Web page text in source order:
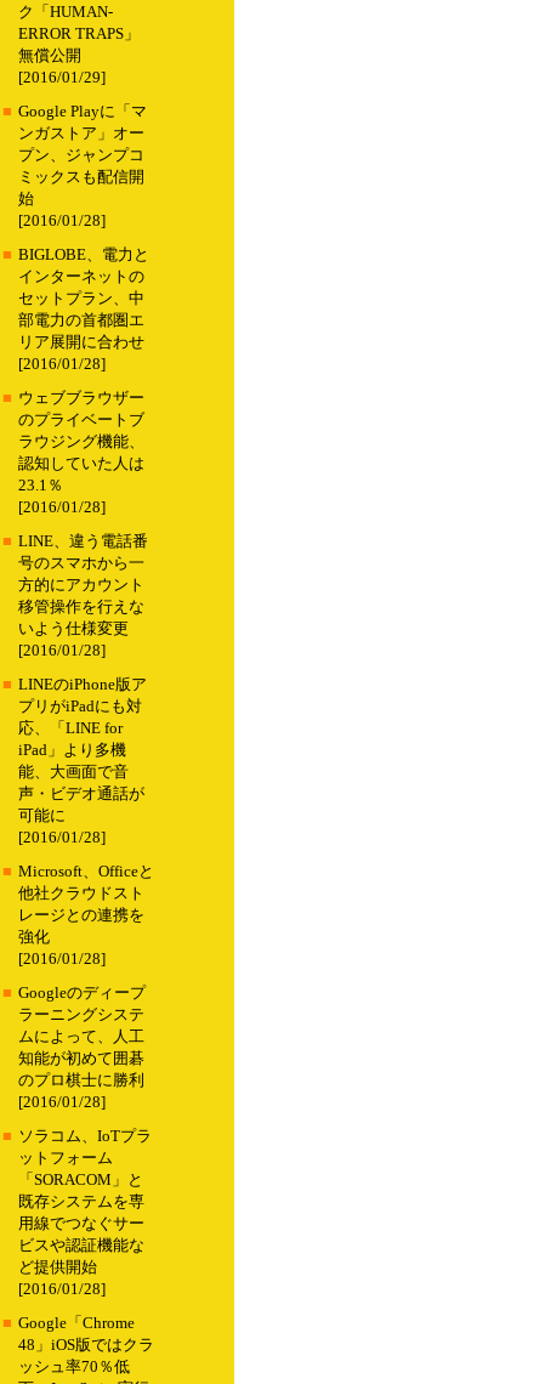
ク「HUMAN-
ERROR TRAPS」
無償公開
[2016/01/29]
■ Google Playに「マ
ンガストア」オー
プン、ジャンプコ
ミックスも配信開
始
[2016/01/28]
■ BIGLOBE、電力と
インターネットの
セットプラン、中
部電力の首都圏エ
リア展開に合わせ
[2016/01/28]
■ ウェブブラウザー
のプライベートブ
ラウジング機能、
認知していた人は
23.1％
[2016/01/28]
■ LINE、違う電話番
号のスマホから一
方的にアカウント
移管操作を行えな
いよう仕様変更
[2016/01/28]
■ LINEのiPhone版ア
プリがiPadにも対
応、「LINE for
iPad」より多機
能、大画面で音
声・ビデオ通話が
可能に
[2016/01/28]
■ Microsoft、Officeと
他社クラウドスト
レージとの連携を
強化
[2016/01/28]
■ Googleのディープ
ラーニングシステ
ムによって、人工
知能が初めて囲碁
のプロ棋士に勝利
[2016/01/28]
■ ソラコム、IoTプラ
ットフォーム
「SORACOM」と
既存システムを専
用線でつなぐサー
ビスや認証機能な
ど提供開始
[2016/01/28]
■ Google「Chrome
48」iOS版ではクラ
ッシュ率70％低